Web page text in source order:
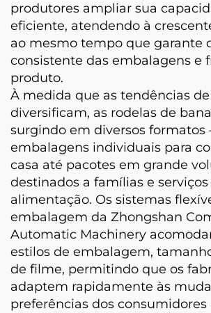
produtores ampliar sua
eficiente, atendendo à
ao mesmo tempo que garante
consistente das embalagens e
produto.
À medida que as tendências
diversificam, as rodelas de
surgindo em diversos
embalagens individuais para
casa até pacotes em grande
destinados a famílias e serviços
alimentação. Os sistemas
embalagem da Zhongshan
Automatic Machinery
estilos de embalagem,
de filme, permitindo que os
adaptem rapidamente às
preferências dos